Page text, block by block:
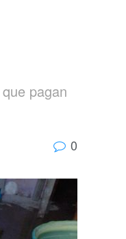
pagan
0